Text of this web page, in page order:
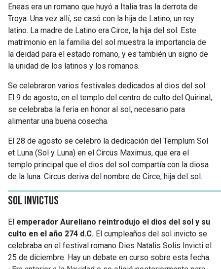
Eneas era un romano que huyó a Italia tras la derrota de
Troya. Una vez allí, se casó con la hija de Latino, un rey
latino. La madre de Latino era Circe, la hija del sol. Este
matrimonio en la familia del sol muestra la importancia de
la deidad para el estado romano, y es también un signo de
la unidad de los latinos y los romanos.
Se celebraron varios festivales dedicados al dios del sol.
El 9 de agosto, en el templo del centro de culto del Quirinal,
se celebraba la feria en honor al sol, necesario para
alimentar una buena cosecha.
El 28 de agosto se celebró la dedicación del Templum Sol
et Luna (Sol y Luna) en el Circus Maximus, que era el
templo principal que el dios del sol compartía con la diosa
de la luna. Circus deriva del nombre de Circe, hija del sol.
Sol Invictus
El emperador Aureliano reintrodujo el dios del sol y su
culto en el año 274 d.C. El cumpleaños del sol invicto se
celebraba en el festival romano Dies Natalis Solis Invicti el
25 de diciembre. Hay un debate en curso sobre esta fecha.